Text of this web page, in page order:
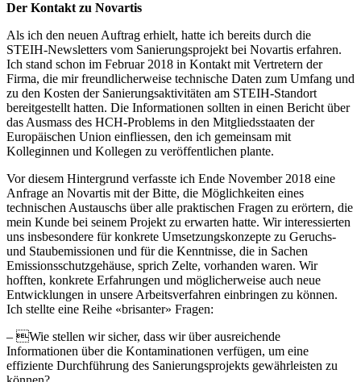
Der Kontakt zu Novartis
Als ich den neuen Auftrag erhielt, hatte ich bereits durch die
STEIH-Newsletters vom Sanierungsprojekt bei Novartis erfahren.
Ich stand schon im Februar 2018 in Kontakt mit Vertretern der
Firma, die mir freundlicherweise technische Daten zum Umfang und
zu den Kosten der Sanierungsaktivitäten am STEIH-Standort
bereitgestellt hatten. Die Informationen sollten in einen Bericht über
das Ausmass des HCH-Problems in den Mitgliedsstaaten der
Europäischen Union einfliessen, den ich gemeinsam mit
Kolleginnen und Kollegen zu veröffentlichen plante.
Vor diesem Hintergrund verfasste ich Ende November 2018 eine
Anfrage an Novartis mit der Bitte, die Möglichkeiten eines
technischen Austauschs über alle praktischen Fragen zu erörtern, die
mein Kunde bei seinem Projekt zu erwarten hatte. Wir interessierten
uns insbesondere für konkrete Umsetzungskonzepte zu Geruchs-
und Staubemissionen und für die Kenntnisse, die in Sachen
Emissionsschutzgehäuse, sprich Zelte, vorhanden waren. Wir
hofften, konkrete Erfahrungen und möglicherweise auch neue
Entwicklungen in unsere Arbeitsverfahren einbringen zu können.
Ich stellte eine Reihe «brisanter» Fragen:
– Wie stellen wir sicher, dass wir über ausreichende
Informationen über die Kontaminationen verfügen, um eine
effiziente Durchführung des Sanierungsprojekts gewährleisten zu